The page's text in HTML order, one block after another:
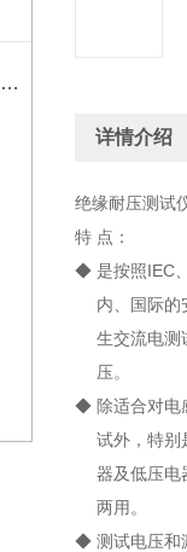
详情介绍
绝缘耐压测试
特 点：
◆ 是按照IEC
内、国际的
生交流电测
压。
◆ 除适合对电
试外，特别
器及低压电
两用。
◆ 测试电压和